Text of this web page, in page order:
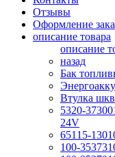
Отзывы
Оформление
описание товара
описание
назад
Бак
Втулка
5320-
24V
65115-
100-